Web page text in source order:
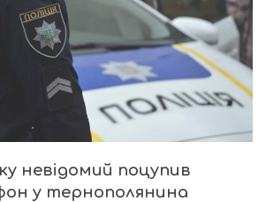
невідомий поцупив
у тернополянина